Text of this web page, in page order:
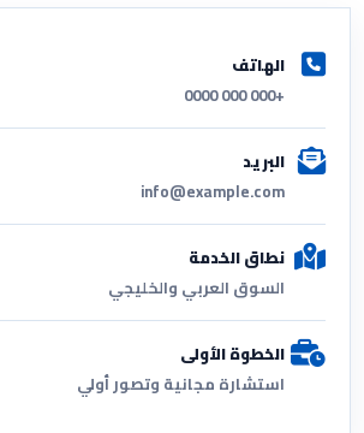
الهاتف
+000 000 0000
البريد
info@example.com
نطاق الخدمة
السوق العربي والخليجي
الخطوة الأولى
استشارة مجانية وتصور أولي